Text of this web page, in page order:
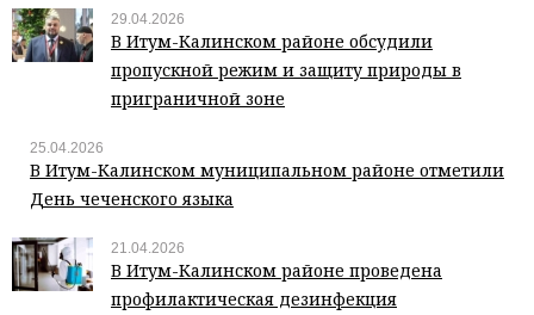
29.04.2026
В Итум-Калинском районе обсудили
пропускной режим и защиту природы в
приграничной зоне
25.04.2026
В Итум-Калинском муниципальном районе отметили
День чеченского языка
21.04.2026
В Итум-Калинском районе проведена
профилактическая дезинфекция